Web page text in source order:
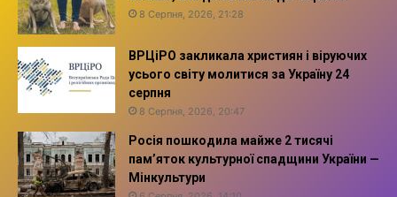
8 Серпня, 2026, 21:28
ВРЦіРО закликала християн і віруючих
усього світу молитися за Україну 24
серпня
8 Серпня, 2026, 20:47
Росія пошкодила майже 2 тисячі
пам’яток культурної спадщини України —
Мінкультури